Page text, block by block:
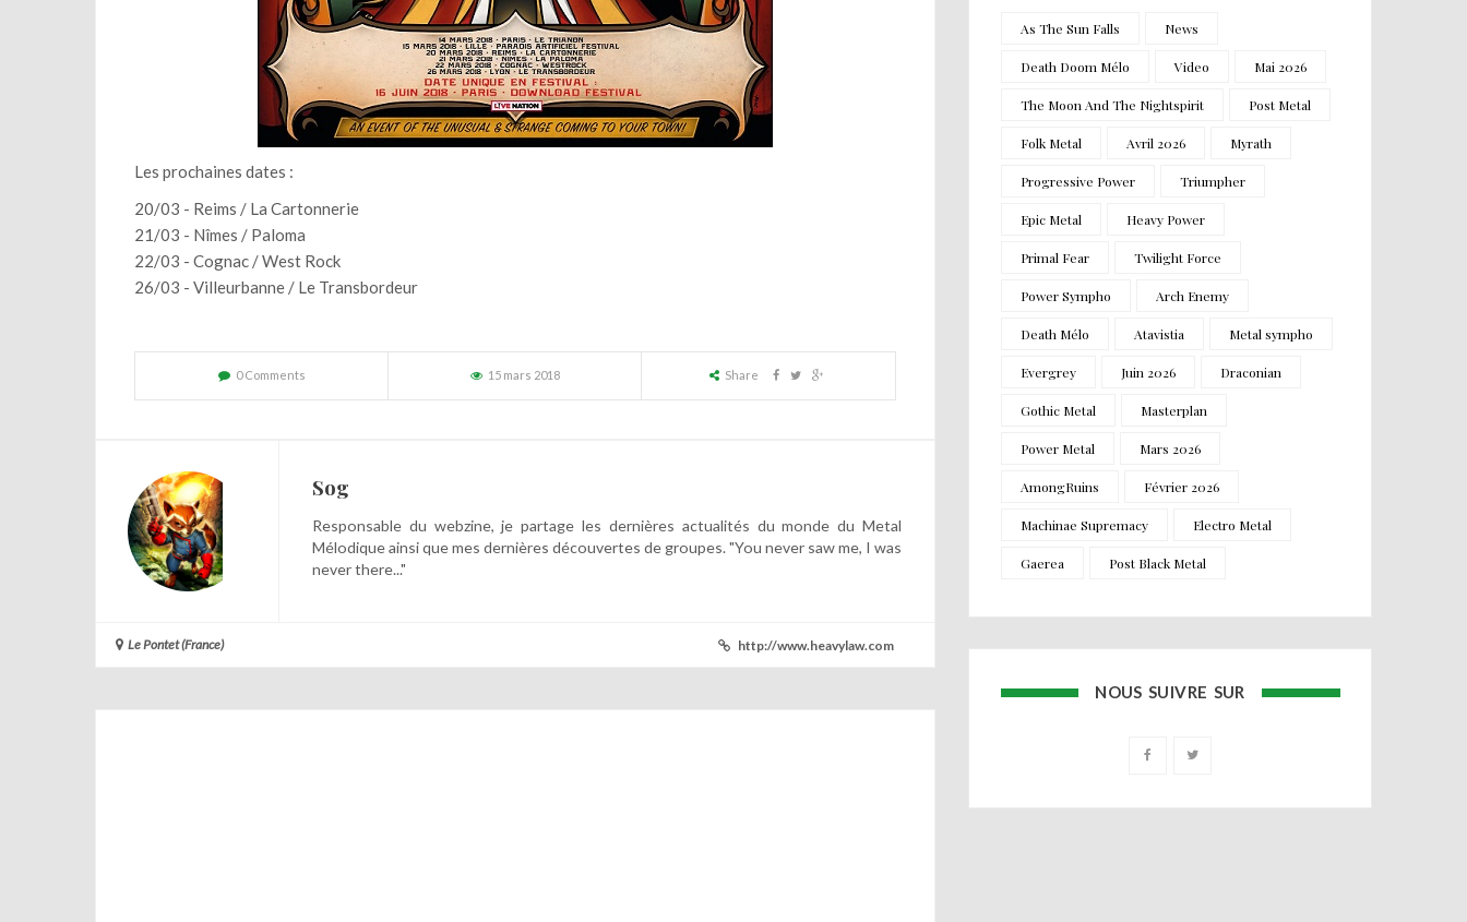
Les prochaines dates :
20/03 - Reims / La Cartonnerie
21/03 - Nîmes / Paloma
22/03 - Cognac / West Rock
26/03 - Villeurbanne / Le Transbordeur
0 Comments 15 mars 2018 Share
Sog
Responsable du webzine, je partage les dernières actualités du monde du Metal
Mélodique ainsi que mes dernières découvertes de groupes. "You never saw me, I was
never there..."
Le Pontet (France) http://www.heavylaw.com
As The Sun Falls News
Death Doom Mélo Video Mai 2026
The Moon And The Nightspirit Post Metal
Folk Metal Avril 2026 Myrath
Progressive Power Triumpher
Epic Metal Heavy Power
Primal Fear Twilight Force
Power Sympho Arch Enemy
Death Mélo Atavistia Metal sympho
Evergrey Juin 2026 Draconian
Gothic Metal Masterplan
Power Metal Mars 2026
AmongRuins Février 2026
Machinae Supremacy Electro Metal
Gaerea Post Black Metal
NOUS SUIVRE SUR